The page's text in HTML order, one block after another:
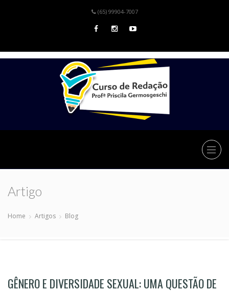
(65) 99904-7007
Artigo
Home Artigos Blog
GÊNERO E DIVERSIDADE SEXUAL: UMA QUESTÃO DE